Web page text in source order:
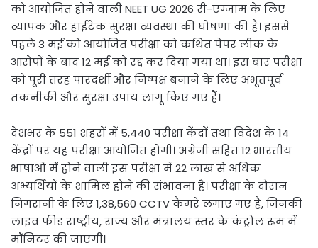
को आयोजित होने वाली NEET UG 2026 री-एग्जाम के लिए
व्यापक और हाईटेक सुरक्षा व्यवस्था की घोषणा की है। इससे
पहले 3 मई को आयोजित परीक्षा को कथित पेपर लीक के
आरोपों के बाद 12 मई को रद्द कर दिया गया था। इस बार परीक्षा
को पूरी तरह पारदर्शी और निष्पक्ष बनाने के लिए अभूतपूर्व
तकनीकी और सुरक्षा उपाय लागू किए गए हैं।
देशभर के 551 शहरों में 5,440 परीक्षा केंद्रों तथा विदेश के 14
केंद्रों पर यह परीक्षा आयोजित होगी। अंग्रेजी सहित 12 भारतीय
भाषाओं में होने वाली इस परीक्षा में 22 लाख से अधिक
अभ्यर्थियों के शामिल होने की संभावना है। परीक्षा के दौरान
निगरानी के लिए 1,38,560 CCTV कैमरे लगाए गए हैं, जिनकी
लाइव फीड राष्ट्रीय, राज्य और मंत्रालय स्तर के कंट्रोल रूम में
मॉनिटर की जाएगी।